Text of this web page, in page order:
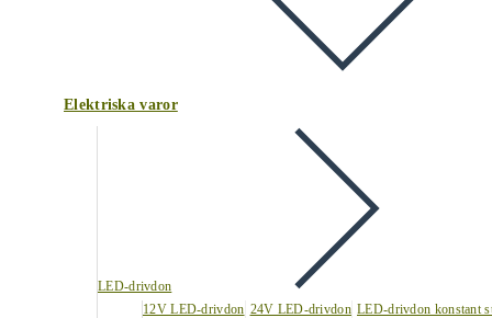
Elektriska varor
LED-drivdon
12V LED-drivdon 24V LED-drivdon LED-drivdon konstant